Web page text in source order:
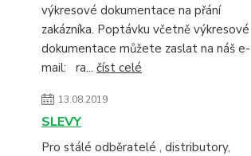
výkresové dokumentace na přání
zakázníka. Poptávku včetně výkresové
dokumentace můžete zaslat na náš e-
mail: ra... číst celé
13.08.2019
SLEVY
Pro stálé odběratelé , distributory,